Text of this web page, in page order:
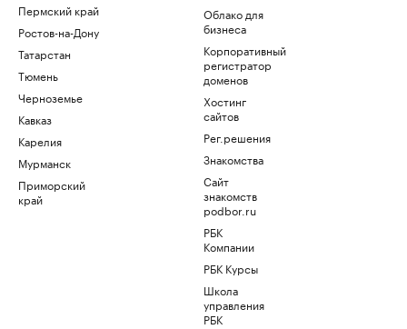
Пермский край
Ростов-на-Дону
Татарстан
Тюмень
Черноземье
Кавказ
Карелия
Мурманск
Приморский
край
Облако для
бизнеса
Корпоративный
регистратор
доменов
Хостинг
сайтов
Рег.решения
Знакомства
Сайт
знакомств
podbor.ru
РБК
Компании
РБК Курсы
Школа
управления
РБК